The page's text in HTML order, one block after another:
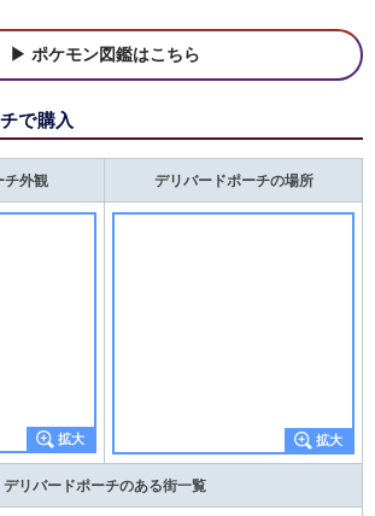
ッジを3個入手すると「デリバードポーチ」で購入
購入できるので、お金さえ払えばすぐに入手可